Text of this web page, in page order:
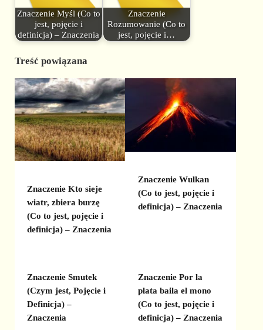
Znaczenie Myśl (Co to
jest, pojęcie i
definicja) – Znaczenia
Znaczenie
Rozumowanie (Co to
jest, pojęcie i…
Treść powiązana
Znaczenie Kto sieje
wiatr, zbiera burzę
(Co to jest, pojęcie i
definicja) – Znaczenia
Znaczenie Wulkan
(Co to jest, pojęcie i
definicja) – Znaczenia
Znaczenie Smutek
(Czym jest, Pojęcie i
Definicja) –
Znaczenia
Znaczenie Por la
plata baila el mono
(Co to jest, pojęcie i
definicja) – Znaczenia